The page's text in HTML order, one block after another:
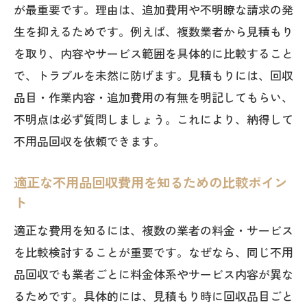
が最重要です。理由は、追加費用や不明瞭な請求の発
生を抑えるためです。例えば、複数業者から見積もり
を取り、内容やサービス範囲を具体的に比較すること
で、トラブルを未然に防げます。見積もりには、回収
品目・作業内容・追加費用の有無を明記してもらい、
不明点は必ず質問しましょう。これにより、納得して
不用品回収を依頼できます。
適正な不用品回収費用を知るための比較ポイン
ト
適正な費用を知るには、複数の業者の料金・サービス
を比較検討することが重要です。なぜなら、同じ不用
品回収でも業者ごとに料金体系やサービス内容が異な
るためです。具体的には、見積もり時に回収品目ごと